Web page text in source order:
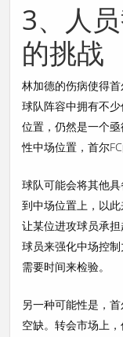
3、人
的挑战
林加德的伤病使得
球队阵容中拥有不
位置，仍然是一个
性中场位置，首尔
球队可能会将其他
到中场位置上，以
让某位进攻球员承
球员来强化中场控
需要时间来检验。
另一种可能性是，
空缺。转会市场上